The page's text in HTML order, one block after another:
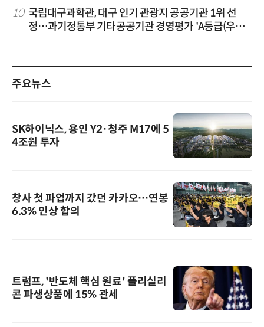
10 국립대구과학관, 대구 인기 관광지 공공기관 1위 선
정…과기정통부 기타공공기관 경영평가 'A등급(우수)'
주요뉴스
SK하이닉스, 용인 Y2·청주 M17에 5
4조원 투자
창사 첫 파업까지 갔던 카카오…연봉
6.3% 인상 합의
트럼프, '반도체 핵심 원료' 폴리실리
콘 파생상품에 15% 관세